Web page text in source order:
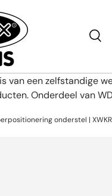
van een zelfstandige
Onderdeel van
onderstel |